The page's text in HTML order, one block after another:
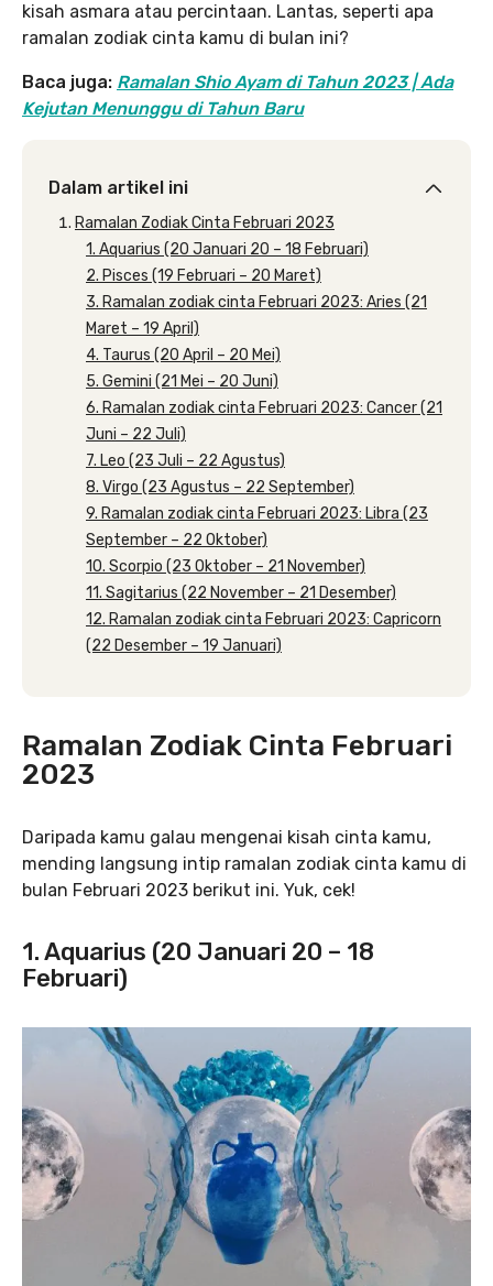
kisah asmara atau percintaan. Lantas, seperti apa
ramalan zodiak cinta kamu di bulan ini?
Baca juga: Ramalan Shio Ayam di Tahun 2023 | Ada
Kejutan Menunggu di Tahun Baru
Dalam artikel ini
Ramalan Zodiak Cinta Februari 2023
1. Aquarius (20 Januari 20 – 18 Februari)
2. Pisces (19 Februari – 20 Maret)
3. Ramalan zodiak cinta Februari 2023: Aries (21
Maret – 19 April)
4. Taurus (20 April – 20 Mei)
5. Gemini (21 Mei – 20 Juni)
6. Ramalan zodiak cinta Februari 2023: Cancer (21
Juni – 22 Juli)
7. Leo (23 Juli – 22 Agustus)
8. Virgo (23 Agustus – 22 September)
9. Ramalan zodiak cinta Februari 2023: Libra (23
September – 22 Oktober)
10. Scorpio (23 Oktober – 21 November)
11. Sagitarius (22 November – 21 Desember)
12. Ramalan zodiak cinta Februari 2023: Capricorn
(22 Desember – 19 Januari)
Ramalan Zodiak Cinta Februari
2023
Daripada kamu galau mengenai kisah cinta kamu,
mending langsung intip ramalan zodiak cinta kamu di
bulan Februari 2023 berikut ini. Yuk, cek!
1. Aquarius (20 Januari 20 – 18
Februari)